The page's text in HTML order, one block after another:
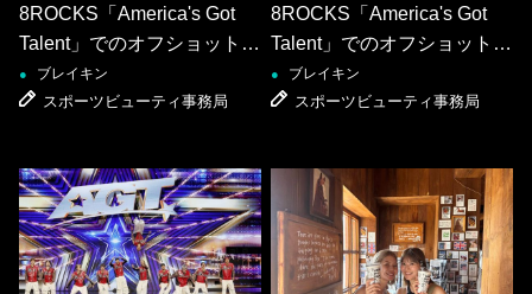
8ROCKS「America's Got
Talent」でのオフショットを
公開！
● ブレイキン
スポーツビューティ事務局
8ROCKS「America's Got
Talent」でのオフショットを
公開！
● ブレイキン
スポーツビューティ事務局